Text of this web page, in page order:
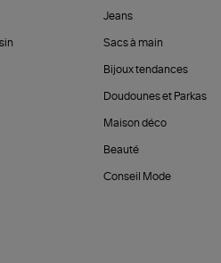
Jeans
Sacs à main
Bijoux tendances
Doudounes et Parkas
Maison déco
Beauté
Conseil Mode